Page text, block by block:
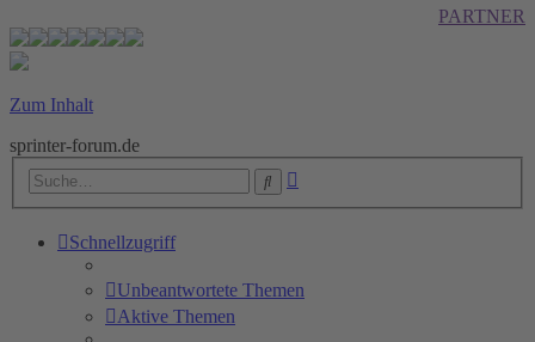
PARTNER
Zum Inhalt
sprinter-forum.de
Suche
Schnellzugriff
Unbeantwortete Themen
Aktive Themen